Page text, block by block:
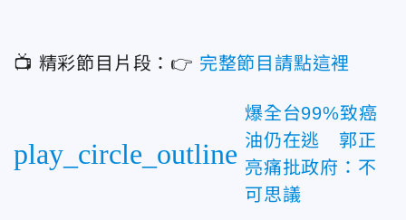
📺 精彩節目片段：👉 完整節目請點這裡
play_circle_outline
爆全台99%致癌
油仍在逃 郭正
亮痛批政府：不
可思議